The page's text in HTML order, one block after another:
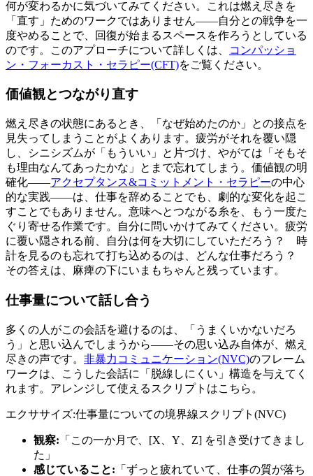
何が変わるかに気づいてみてください。これは燃え尽きを
「直す」ためのワークではありません——自分との戦争を一
度やめることで、回復が始まるスペースを作ろうとしている
のです。このアプローチについて詳しくは、
コンパッショ
ン・フォーカスト・セラピー(CFT)をご覧ください。
価値観とつながり直す
燃え尽きの状態にあるとき、「なぜ始めたのか」との接点を
見失ってしまうことがよくあります。疲労がそれを覆い隠
し、シニシズムが「もういい」と片づけ、やがては「そもそ
も理由なんてあったかな」とまで忘れてしまう。価値観の明
確化——アクセプタンス&コミットメント・セラピーの中心
的な実践——は、仕事を辞めることでも、劇的な変化を起こ
すことでもありません。意味へとつながる糸を、もう一度た
ぐり寄せる作業です。自分に問いかけてみてください。疲労
に覆い隠される前、自分は何を大切にしていただろう？ 時
計を見るのも忘れて打ち込めるのは、どんな仕事だろう？
その答えは、麻痺の下にいまもちゃんと残っています。
仕事量について話し合う
多くの人がこの会話を避けるのは、「うまくいかないだろ
う」と思い込んでしまうから——その思い込み自体が、燃え
尽きの声です。 非暴力コミュニケーション(NVC)のフレーム
ワークは、こうした会話に「脱線しにくい」構造を与えてく
れます。アレンジして使えるスクリプトはこちら。
エクササイズ:仕事量についての境界線スクリプト(NVC)
観察: 「この一か月で、[X、Y、Z] を引き受けてきまし
た」
感じていること: 「ずっと疲れていて、仕事の質が落ち